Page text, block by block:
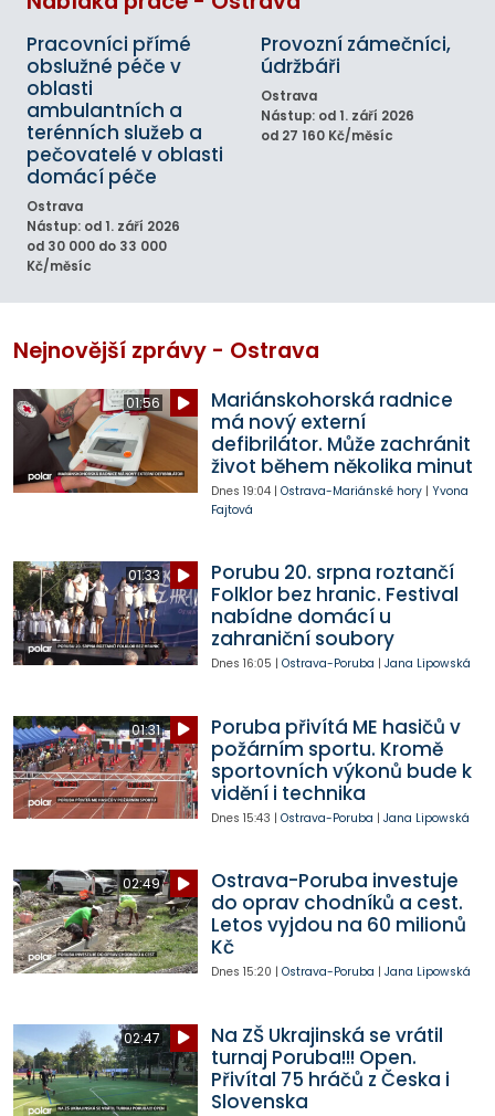
Pracovníci přímé
obslužné péče v
oblasti
ambulantních a
terénních služeb a
pečovatelé v oblasti
domácí péče
Ostrava
Nástup: od 1. září 2026
od 30 000 do 33 000
Kč/měsíc
Provozní zámečníci,
údržbáři
Ostrava
Nástup: od 1. září 2026
od 27 160 Kč/měsíc
Nejnovější zprávy - Ostrava
01:56
Mariánskohorská radnice
má nový externí
defibrilátor. Může zachránit
život během několika minut
Dnes 19:04| Ostrava-Mariánské hory| Yvona
Fajtová
01:33
Porubu 20. srpna roztančí
Folklor bez hranic. Festival
nabídne domácí u
zahraniční soubory
Dnes 16:05 | Ostrava-Poruba | Jana Lipowská
01:31
Poruba přivítá ME hasičů v
požárním sportu. Kromě
sportovních výkonů bude k
vidění i technika
Dnes 15:43 | Ostrava-Poruba | Jana Lipowská
02:49
Ostrava-Poruba investuje
do oprav chodníků a cest.
Letos vyjdou na 60 milionů
Kč
Dnes 15:20 | Ostrava-Poruba | Jana Lipowská
02:47
Na ZŠ Ukrajinská se vrátil
turnaj Poruba!!! Open.
Přivítal 75 hráčů z Česka i
Slovenska